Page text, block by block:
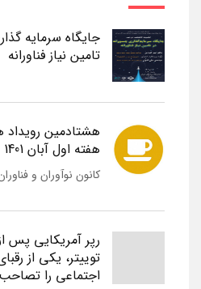
جایگاه سرمایه
تامین نیاز فناورانه
هشتادمین رویداد
هفته اول آبان 1401 برگزار می شود
کانون نوآوران و
رپر آمریکایی پس
توییتر، یکی از
اجتماعی را